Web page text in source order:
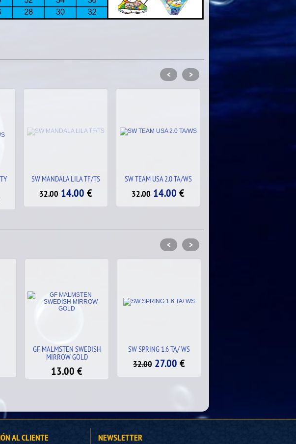
SW TEAM USA 2.0 TA/WS
32.00 14.00 €
SW HIPPY 2.1 TA/WS
32.00 14.00 €
< >
SW SPRING 1.6 TA/ WS
27.00€
WPC GORRO PROTECTOR
39.00€
< >
AL CLIENTE NEWSLETTER